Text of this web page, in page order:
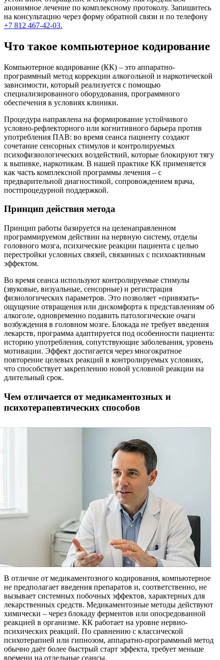
анонимное лечение по комплексному протоколу. Запишитесь
на консультацию через форму обратной связи и по телефону
+7 812 467-42-03.
Что такое компьютерное кодирование
Компьютерное кодирование (КК) – это аппаратно-
программный метод коррекции алкогольной и наркотической
зависимости, который реализуется с помощью
специализированного оборудования, программного
обеспечения в условиях клиники.
Процедура направлена на формирование устойчивого
условно-рефлекторного или когнитивного барьера против
употребления ПАВ: во время сеанса пациенту создают
сочетание сенсорных стимулов и контролируемых
психофизиологических воздействий, которые блокируют тягу
к выпивке, наркотикам. В нашей практике КК применяется
как часть комплексной программы лечения – с
предварительной диагностикой, сопровождением врача,
постпроцедурной поддержкой.
Принцип действия метода
Принцип работы базируется на целенаправленном
программируемом действии на нервную систему, отделы
головного мозга, психические реакции пациента с целью
перестройки условных связей, связанных с психоактивным
эффектом.
Во время сеанса используют контролируемые стимулы
(звуковые, визуальные, сенсорные) и регистрация
физиологических параметров. Это позволяет «привязать»
ощущение отвращения или дискомфорта к представлениям об
алкоголе, одновременно подавить патологические очаги
возбуждения в головном мозге. Блокада не требует введения
лекарств, программа адаптируется под особенности пациента:
историю употребления, сопутствующие заболевания, уровень
мотивации. Эффект достигается через многократное
повторение целевых реакций в контролируемых условиях,
что способствует закреплению новой условной реакции на
длительный срок.
Чем отличается от медикаментозных и
психотерапевтических способов
В отличие от медикаментозного кодирования, компьютерное
не предполагает введения препаратов и, соответственно, не
вызывает системных побочных эффектов, характерных для
лекарственных средств. Медикаментозные методы действуют
химически – через блокаду ферментов или опосредованной
реакцией в организме. КК работает на уровне нервно-
психических реакций. По сравнению с классической
психотерапией или гипнозом, аппаратно-программный метод
обычно даёт более быстрый старт эффекта, требует меньше
времени на отдельные сеансы.